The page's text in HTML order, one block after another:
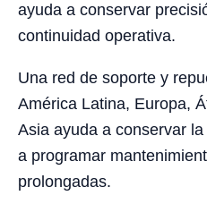
ayuda a conservar
continuidad operativa.
Una red de soporte y
América Latina, Europa,
Asia ayuda a conservar
a programar
prolongadas.